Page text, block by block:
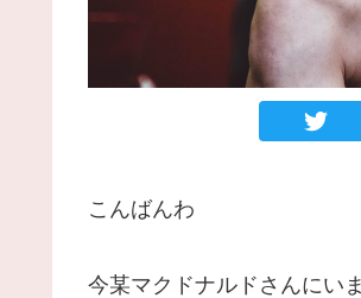
こんばんわ
今某マクドナルドさんにい